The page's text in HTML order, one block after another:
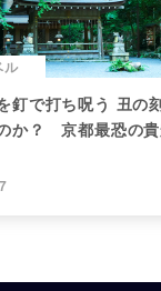
ル
釘で打ち呪う 丑の
か？ 京都最恐の貴